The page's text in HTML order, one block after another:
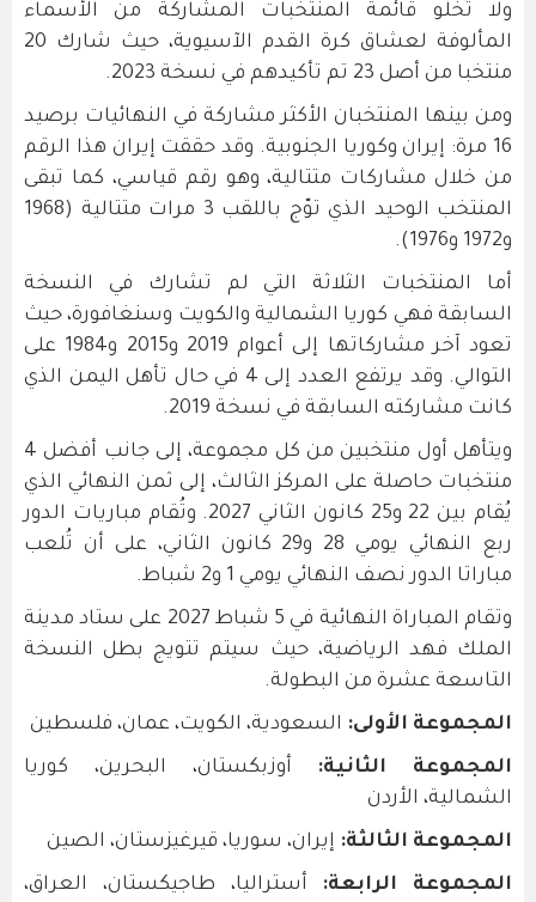
ولا تخلو قائمة المنتخبات المشاركة من الأسماء
المألوفة لعشاق كرة القدم الآسيوية، حيث شارك 20
منتخبا من أصل 23 تم تأكيدهم في نسخة 2023.
ومن بينها المنتخبان الأكثر مشاركة في النهائيات برصيد
16 مرة: إيران وكوريا الجنوبية. وقد حققت إيران هذا الرقم
من خلال مشاركات متتالية، وهو رقم قياسي، كما تبقى
المنتخب الوحيد الذي توّج باللقب 3 مرات متتالية (1968
و1972 و1976).
أما المنتخبات الثلاثة التي لم تشارك في النسخة
السابقة فهي كوريا الشمالية والكويت وسنغافورة، حيث
تعود آخر مشاركاتها إلى أعوام 2019 و2015 و1984 على
التوالي. وقد يرتفع العدد إلى 4 في حال تأهل اليمن الذي
كانت مشاركته السابقة في نسخة 2019.
ويتأهل أول منتخبين من كل مجموعة، إلى جانب أفضل 4
منتخبات حاصلة على المركز الثالث، إلى ثمن النهائي الذي
يُقام بين 22 و25 كانون الثاني 2027. وتُقام مباريات الدور
ربع النهائي يومي 28 و29 كانون الثاني، على أن تُلعب
مباراتا الدور نصف النهائي يومي 1 و2 شباط.
وتقام المباراة النهائية في 5 شباط 2027 على ستاد مدينة
الملك فهد الرياضية، حيث سيتم تتويج بطل النسخة
التاسعة عشرة من البطولة.
المجموعة الأولى: السعودية، الكويت، عمان، فلسطين
المجموعة الثانية: أوزبكستان، البحرين، كوريا
الشمالية، الأردن
المجموعة الثالثة: إيران، سوريا، قيرغيزستان، الصين
المجموعة الرابعة: أستراليا، طاجيكستان، العراق،